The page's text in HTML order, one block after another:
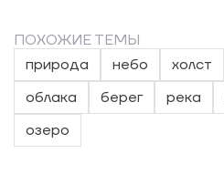
ПОХОЖИЕ ТЕМЫ
природа
небо холст
облака
берег река
озеро